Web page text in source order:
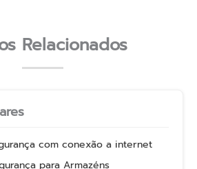
Relacionados
com conexão a internet
para Armazéns